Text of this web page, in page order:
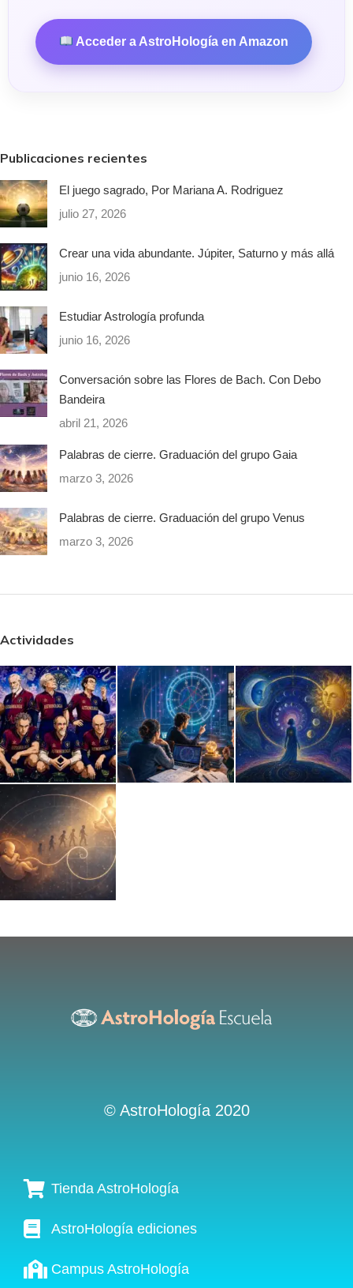
Acceder a AstroHología en Amazon
Publicaciones recientes
El juego sagrado, Por Mariana A. Rodriguez
julio 27, 2026
Crear una vida abundante. Júpiter, Saturno y más allá
junio 16, 2026
Estudiar Astrología profunda
junio 16, 2026
Conversación sobre las Flores de Bach. Con Debo
Bandeira
abril 21, 2026
Palabras de cierre. Graduación del grupo Gaia
marzo 3, 2026
Palabras de cierre. Graduación del grupo Venus
marzo 3, 2026
Actividades
© AstroHología 2020
Tienda AstroHología
AstroHología ediciones
Campus AstroHología